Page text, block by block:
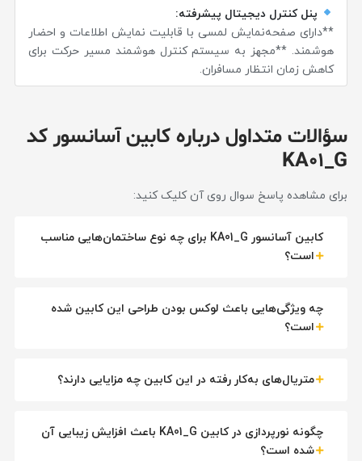
پنل کنترل دیجیتال پیشرفته:
**دارای صفحه‌نمایش لمسی با قابلیت نمایش اطلاعات و احضار
هوشمند. **مجهز به سیستم کنترل هوشمند مسیر حرکت برای
کاهش زمان انتظار مسافران.
سؤالات متداول درباره کابین آسانسور کد
KA01_G
برای مشاهده پاسخ سوال روی آن کلیک کنید:
کابین آسانسور KA01_G برای چه نوع ساختمان‌هایی مناسب
است؟
چه ویژگی‌هایی باعث لوکس بودن طراحی این کابین شده
است؟
متریال‌های به‌کار رفته در این کابین چه مزایایی دارند؟
چگونه نورپردازی در کابین KA01_G باعث افزایش زیبایی آن
شده است؟